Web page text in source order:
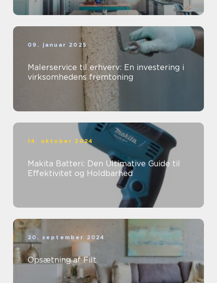
09. januar 2025
Malerservice til erhverv: En investering i
virksomhedens fremtoning
14. oktober 2024
Makita Batteri: Den Ultimative Guide til
Effektivitet og Holdbarhed
20. september 2024
Opsætning af Filt